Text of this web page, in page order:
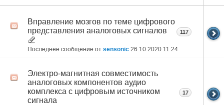
Вправление мозгов по теме цифрового
представления аналоговых сигналов
Последнее сообщение от sensonic 26.10.2020 11:24
117
Электро-магнитная совместимость
аналоговых компонентов аудио
комплекса с цифровым источником
сигнала
17